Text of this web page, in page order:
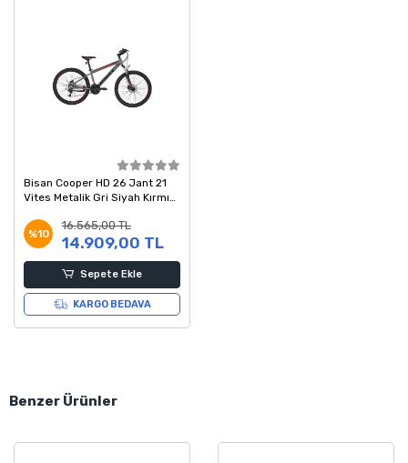
Bisan Cooper HD 26 Jant 21
Vites Metalik Gri Siyah Kırmızı
%10
16.565,00 TL
14.909,00 TL
Sepete Ekle
KARGO BEDAVA
Benzer Ürünler